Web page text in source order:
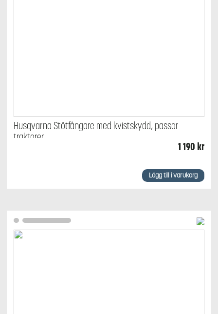
Husqvarna Stötfångare med kvistskydd, passar
traktorer
1 190 kr
Lägg till i varukorg